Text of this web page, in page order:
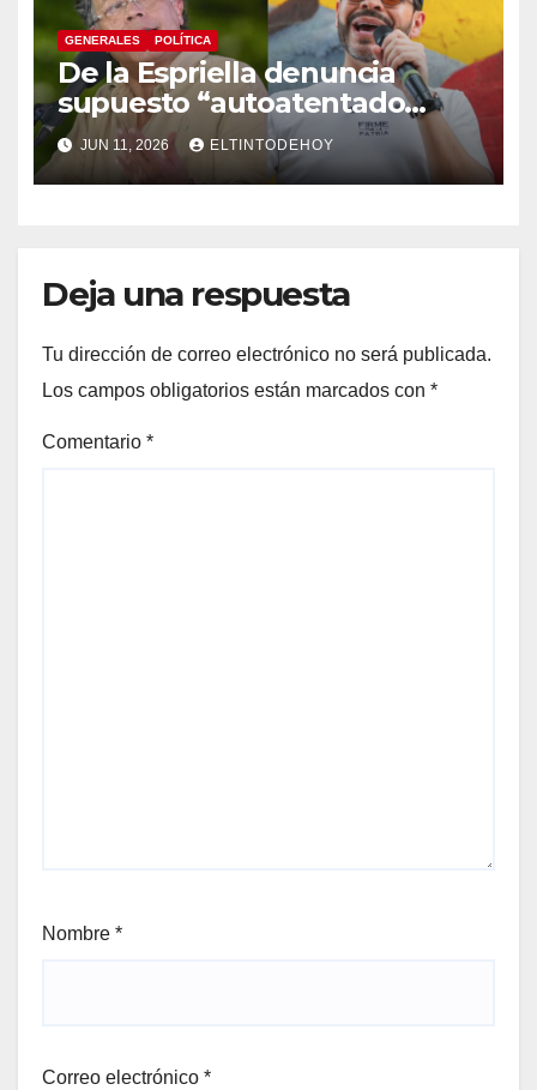
GENERALES POLÍTICA
De la Espriella denuncia
supuesto “autoatentado
legislativo” tras decisión de
suspender provisionalmente
a Petro
JUN 11, 2026 ELTINTODEHOY
Deja una respuesta
Tu dirección de correo electrónico no será publicada.
Los campos obligatorios están marcados con *
Comentario *
Nombre *
Correo electrónico *